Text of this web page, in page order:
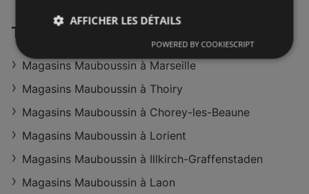
Trouvez Mauboussin dans ta ville
Magasins Mauboussin à Marseille
Magasins Mauboussin à Thoiry
Magasins Mauboussin à Chorey-les-Beaune
Magasins Mauboussin à Lorient
Magasins Mauboussin à Illkirch-Graffenstaden
Magasins Mauboussin à Laon
AFFICHER LES DÉTAILS
POWERED BY COOKIESCRIPT